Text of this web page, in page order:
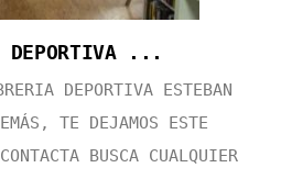
DEPORTIVA ...
DEPORTIVA ESTEBAN
TE DEJAMOS ESTE
BUSCA CUALQUIER